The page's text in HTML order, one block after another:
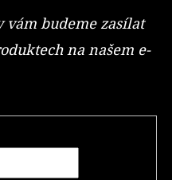
vám budeme zasílat
na našem e-